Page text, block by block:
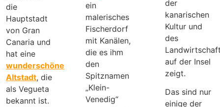
die
Hauptstadt
von Gran
Canaria und
hat eine
wunderschöne
Altstadt, die
als Vegueta
bekannt ist.
ein
malerisches
Fischerdorf
mit Kanälen,
die es ihm
den
Spitznamen
„Klein-
Venedig“
der
kanarischen
Kultur und
des
auf der Insel
zeigt.
Das sind nur
einige der